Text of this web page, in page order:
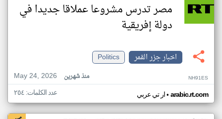
مصر تدرس مشروعا عملاقا جديدا في
دولة إفريقية
اخبار جزر القمر
Politics
May 24, 2026
منذ شهرين NH91ES
ار تي عربي• arabic.rt.com عدد الكلمات: ٢٥٤